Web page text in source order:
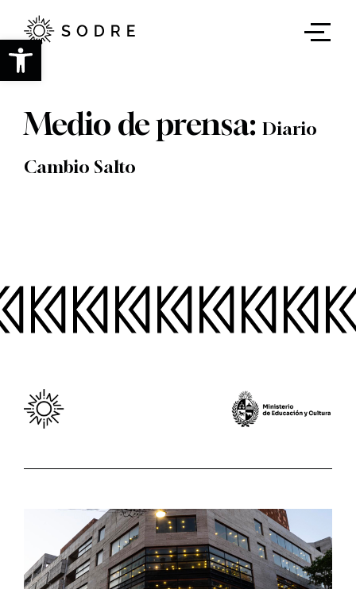
Abrir barra de herramientas
contenido
principal
Medio de prensa: Diario
Cambio Salto